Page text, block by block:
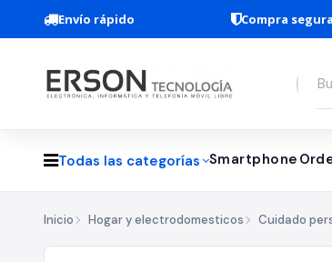
Envío rápido Compra segura
Todas las categorías Smartphone
Inicio Hogar y electrodomesticos Cuidado